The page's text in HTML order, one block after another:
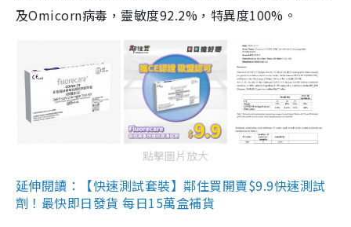
及Omicorn病毒，靈敏度92.2%，特異度100%。
點擊圖片放大
延伸閱讀：【快速測試套裝】鄰住買開賣$9.9快速測試
劑！最快即日發貨 每日15萬盒補貨